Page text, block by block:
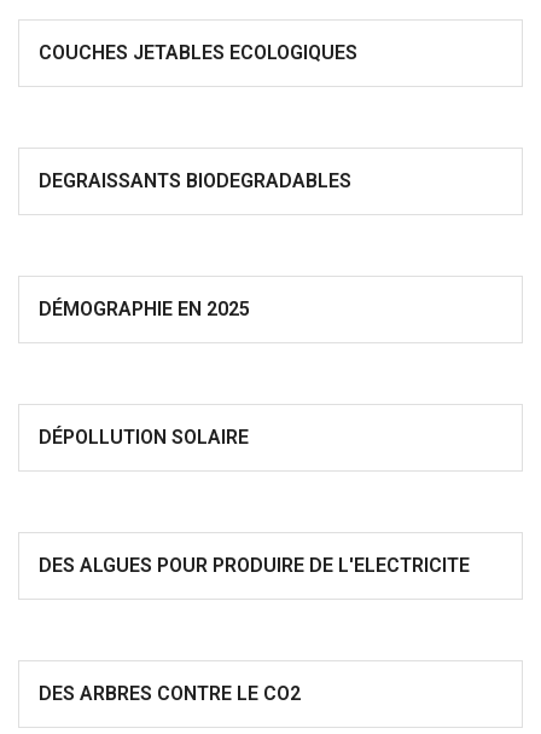
COUCHES JETABLES ECOLOGIQUES
DEGRAISSANTS BIODEGRADABLES
DÉMOGRAPHIE EN 2025
DÉPOLLUTION SOLAIRE
DES ALGUES POUR PRODUIRE DE L'ELECTRICITE
DES ARBRES CONTRE LE CO2